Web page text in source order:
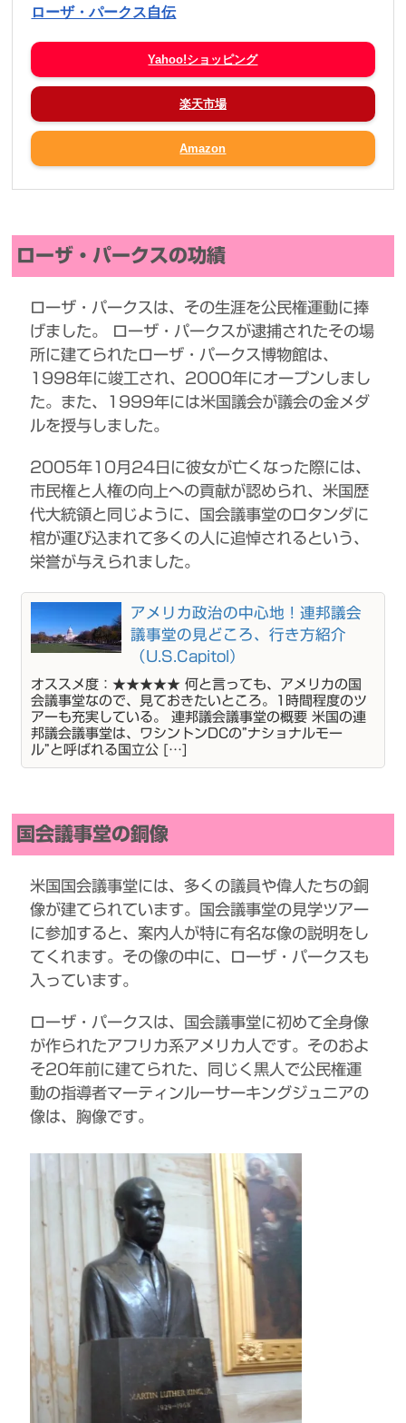
ローザ・パークス自伝
Yahoo!ショッピング
楽天市場
Amazon
ローザ・パークスの功績
ローザ・パークスは、その生涯を公民権運動に捧
げました。 ローザ・パークスが逮捕されたその場
所に建てられたローザ・パークス博物館は、
1998年に竣工され、2000年にオープンしまし
た。また、1999年には米国議会が議会の金メダ
ルを授与しました。
2005年10月24日に彼女が亡くなった際には、
市民権と人権の向上への貢献が認められ、米国歴
代大統領と同じように、国会議事堂のロタンダに
棺が運び込まれて多くの人に追悼されるという、
栄誉が与えられました。
アメリカ政治の中心地！連邦議会
議事堂の見どころ、行き方紹介
（U.S.Capitol）
オススメ度：★★★★★ 何と言っても、アメリカの国
会議事堂なので、見ておきたいところ。1時間程度のツ
アーも充実している。 連邦議会議事堂の概要 米国の連
邦議会議事堂は、ワシントンDCの”ナショナルモー
ル”と呼ばれる国立公 […]
国会議事堂の銅像
米国国会議事堂には、多くの議員や偉人たちの銅
像が建てられています。国会議事堂の見学ツアー
に参加すると、案内人が特に有名な像の説明をし
てくれます。その像の中に、ローザ・パークスも
入っています。
ローザ・パークスは、国会議事堂に初めて全身像
が作られたアフリカ系アメリカ人です。そのおよ
そ20年前に建てられた、同じく黒人で公民権運
動の指導者マーティンルーサーキングジュニアの
像は、胸像です。